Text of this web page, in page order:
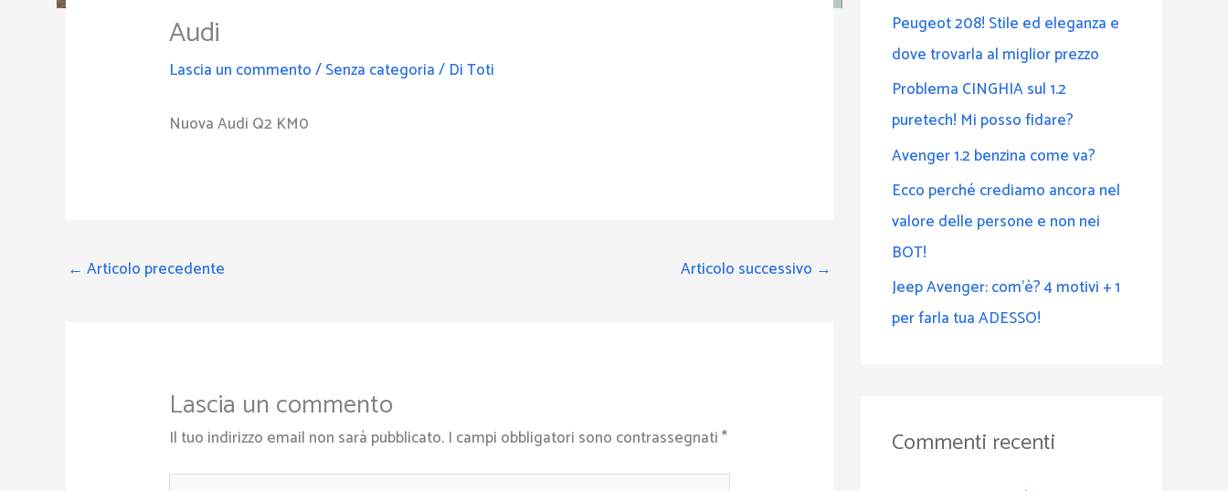
Audi
Lascia un commento/Senza categoria/ DiToti
Nuova Audi Q2 KM0
← Articolo precedente Articolo successivo →
Lascia un commento
Il tuo indirizzo email non sarà pubblicato. I campi obbligatori sono contrassegnati*
Peugeot 208! Stile ed eleganza e
dove trovarla al miglior prezzo
Problema CINGHIA sul 1.2
puretech! Mi posso fidare?
Avenger 1.2 benzina come va?
Ecco perché crediamo ancora nel
valore delle persone e non nei
BOT!
Jeep Avenger: com’è? 4 motivi + 1
per farla tua ADESSO!
Commenti recenti